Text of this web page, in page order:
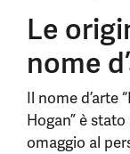
Le
nome
Il nome d’arte
Hogan” è
omaggio al